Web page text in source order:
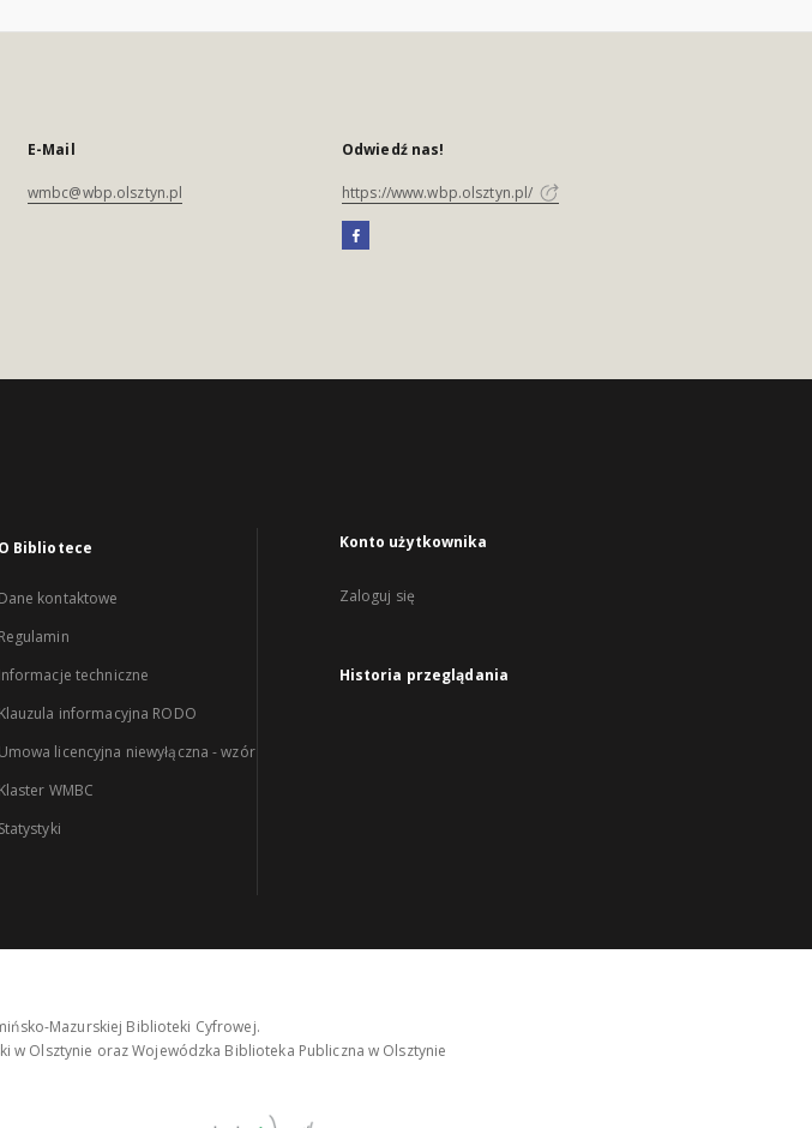
E-Mail
wmbc@wbp.olsztyn.pl
Odwiedź nas!
https://www.wbp.olsztyn.pl/
O Bibliotece
Dane kontaktowe
Regulamin
Informacje techniczne
Klauzula informacyjna RODO
Umowa licencyjna niewyłączna - wzór
Klaster WMBC
Statystyki
Konto użytkownika
Zaloguj się
Historia przeglądania
Mazurskiej Biblioteki Cyfrowej.
w Olsztynie oraz Wojewódzka Biblioteka Publiczna w Olsztynie